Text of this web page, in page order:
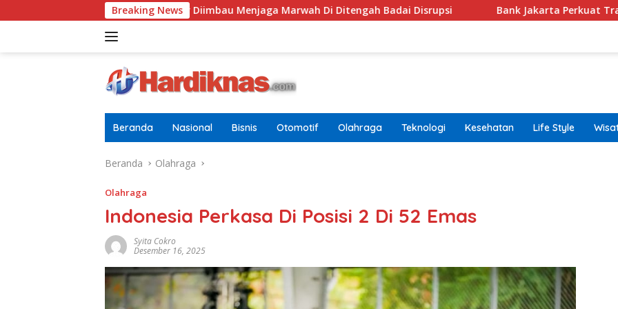
ke
Breaking News
Jurnalis Monitor Diimbau Menjaga Marwah Di Ditengah Badai Disrupsi Bank Jakarta Perkuat Transformasi Digital
Beranda Nasional Bisnis Otomotif Olahraga Teknologi Kesehatan Life Style
Beranda Olahraga
Olahraga
Indonesia Perkasa Di Posisi 2 Di 52 Emas
Syita Cokro
Desember 16, 2025